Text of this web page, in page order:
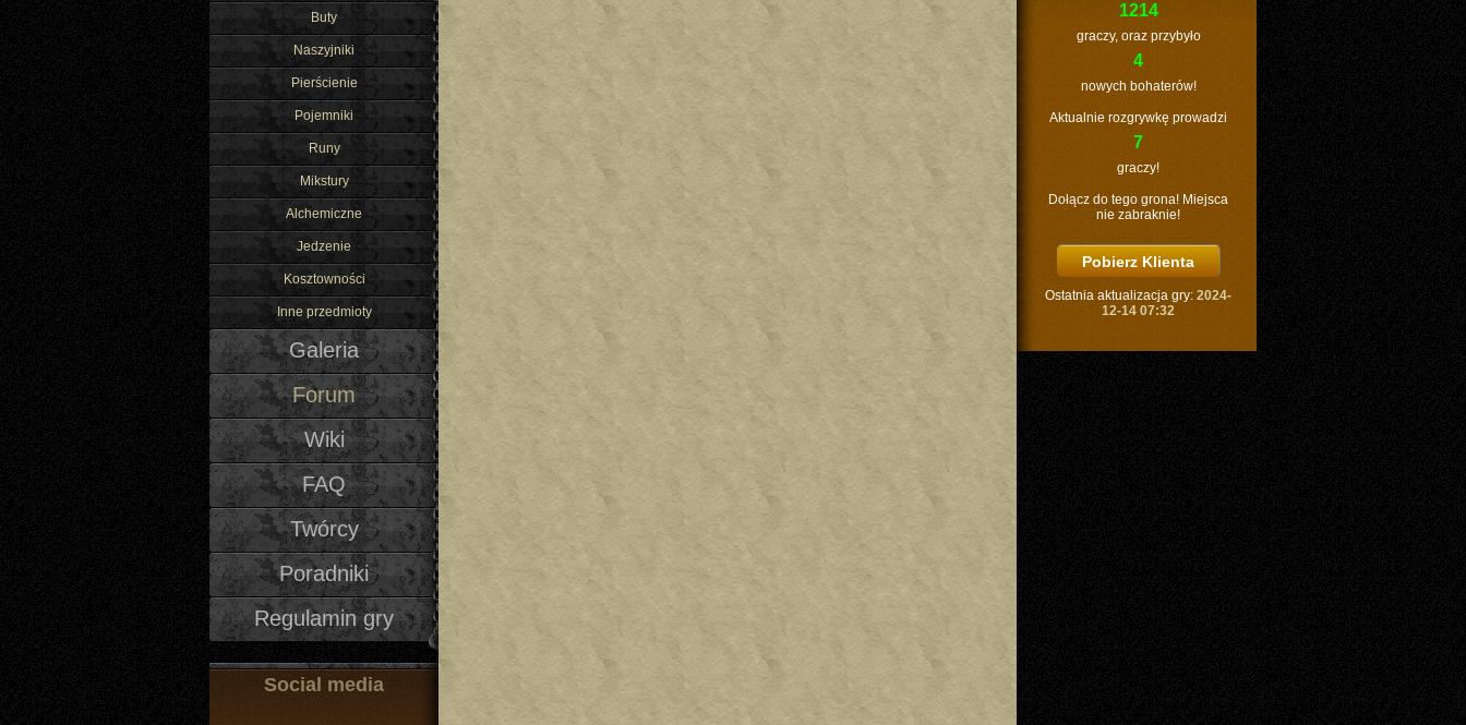
Buty
Naszyjniki
Pierścienie
Pojemniki
Runy
Mikstury
Alchemiczne
Jedzenie
Kosztowności
Inne przedmioty
Galeria
Forum
Wiki
FAQ
Twórcy
Poradniki
Regulamin gry
Social media
1214
graczy, oraz przybyło
4
nowych bohaterów!
Aktualnie rozgrywkę prowadzi
7
graczy!
Dołącz do tego grona! Miejsca
nie zabraknie!
Ostatnia aktualizacja gry: 2024-
12-14 07:32